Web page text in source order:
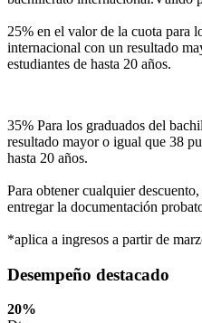
25% en el valor de la cuota para
internacional con un resultado
estudiantes de hasta 20 años.
35% Para los graduados del
resultado mayor o igual que 38
hasta 20 años.
Para obtener cualquier
entregar la documentación
*aplica a ingresos a partir de
Desempeño destacado
20%